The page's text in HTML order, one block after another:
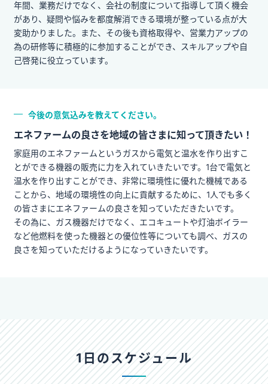
年間、業務だけでなく、会社の制度について指導して頂く機会
があり、疑問や悩みを都度解消できる環境が整っている点が大
変助かりました。また、その後も資格取得や、営業力アップの
為の研修等に積極的に参加することができ、スキルアップや自
己啓発に役立っています。
今後の意気込みを教えてください。
エネファームの良さを地域の皆さまに知って頂きたい！
家庭用のエネファームというガスから電気と温水を作り出すこ
とができる機器の販売に力を入れていきたいです。1台で電気と
温水を作り出すことができ、非常に環境性に優れた機械である
ことから、地域の環境性の向上に貢献するために、1人でも多く
の皆さまにエネファームの良さを知っていただきたいです。
その為に、ガス機器だけでなく、エコキュートや灯油ボイラー
など他燃料を使った機器との優位性等についても調べ、ガスの
良さを知っていただけるようになっていきたいです。
1日のスケジュール